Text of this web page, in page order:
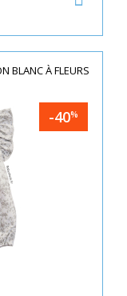
BLANC À FLEURS
-40%